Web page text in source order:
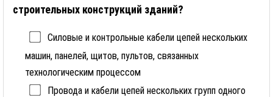
строительных конструкций зданий?
Силовые и контрольные кабели цепей нескольких
машин, панелей, щитов, пультов, связанных
технологическим процессом
Провода и кабели цепей нескольких групп одного